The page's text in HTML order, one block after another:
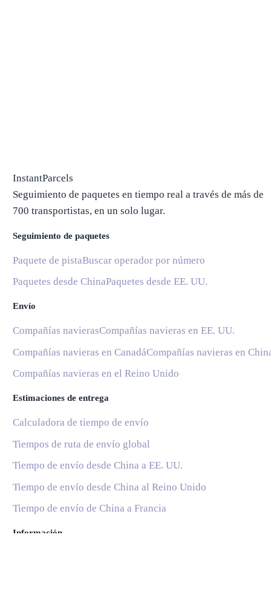
InstantParcels
Seguimiento de paquetes en tiempo real a través de más de
700 transportistas, en un solo lugar.
Seguimiento de paquetes
Paquete de pistaBuscar operador por número
Paquetes desde ChinaPaquetes desde EE. UU.
Envío
Compañías navierasCompañías navieras en EE. UU.
Compañías navieras en CanadáCompañías navieras en
Compañías navieras en el Reino Unido
Estimaciones de entrega
Calculadora de tiempo de envío
Tiempos de ruta de envío global
Tiempo de envío desde China a EE. UU.
Tiempo de envío desde China al Reino Unido
Tiempo de envío de China a Francia
Información